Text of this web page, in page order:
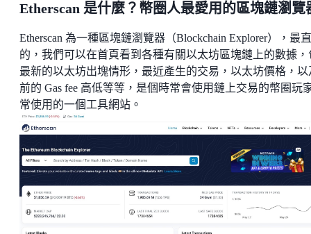
Etherscan 是什麼？幣圈人最愛用的區塊鏈瀏覽
Etherscan 為一種區塊鏈瀏覽器（Blockchain Explorer），最
的，我們可以在首頁看到各種有關以太坊區塊鏈上的數據，
最新的以太坊出塊情形，最近產生的交易，以太坊價格，以
前的 Gas fee 高低等等，是個時常會使用鏈上交易的幣圈玩
常使用的一個工具網站。